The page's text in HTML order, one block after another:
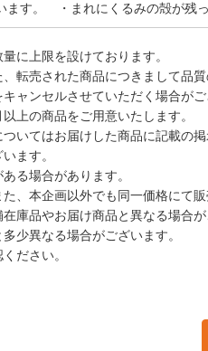
ます。 ・まれにくるみの殻が残
に上限を設けております。
転売された商品につきまして品質
ャンセルさせていただく場合がご
上の商品をご用意いたします。
いてはお届けした商品に記載の掲
ます。
る場合があります。
、本企画以外でも同一価格にて販
庫品やお届け商品と異なる場合が
少異なる場合がございます。
ださい。